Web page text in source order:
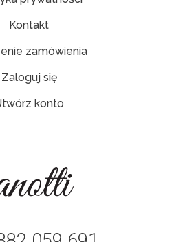
Kontakt
zamówienia
Zaloguj się
konto